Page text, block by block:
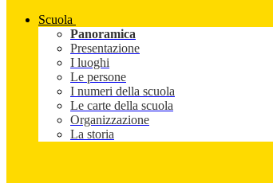
Scuola
Panoramica
Presentazione
I luoghi
Le persone
I numeri della scuola
Le carte della scuola
Organizzazione
La storia